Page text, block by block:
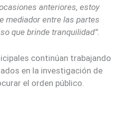
anteriores, estoy
mediador entre las partes
que brinde tranquilidad”.
continúan trabajando
en la investigación de
el orden público.